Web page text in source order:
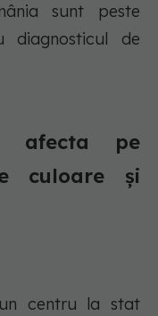
sunt peste
diagnosticul de
afecta pe
culoare și
centru la stat